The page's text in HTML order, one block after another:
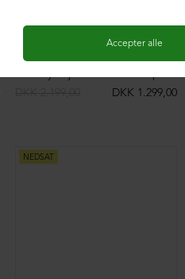
Chunky høj sko uden hælkap
DKK 1.299,00
NEDSAT